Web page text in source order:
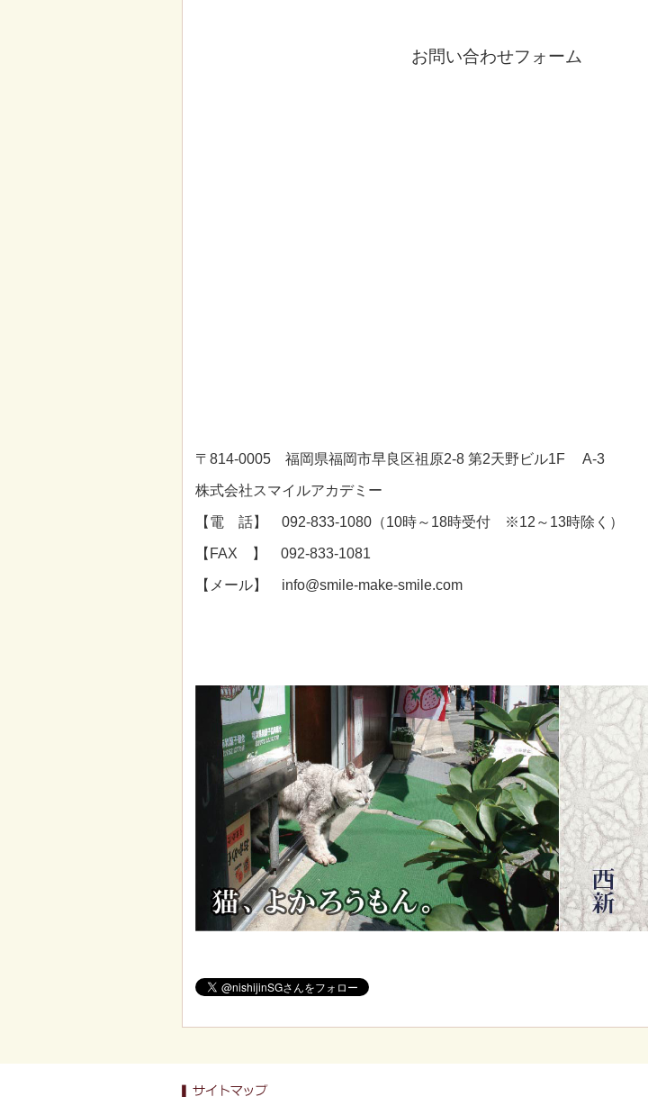
お問い合わせフォーム
〒814-0005 福岡県福岡市早良区祖原2-8 第2天野ビル1F A-3
株式会社スマイルアカデミー
【電 話】 092-833-1080（10時～18時受付 ※12～13時除く）
【FAX 】 092-833-1081
【メール】 info@smile-make-smile.com